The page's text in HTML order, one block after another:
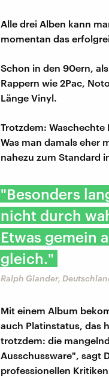
Alle drei Alben kann
momentan das
Schon in den 90ern,
Rappern wie 2Pac,
Länge Vinyl.
Trotzdem:
Was man damals eher
nahezu zum Standard
"Besonders
nicht durch
Etwas gemein
gleich."
Ralph Glander,
Mit einem Album
auch Platinstatus, das
trotzdem: die
Ausschussware", sagt
professionellen